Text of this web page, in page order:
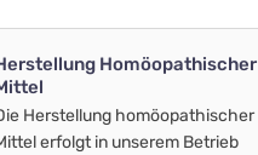
Homöopathischer
Herstellung homöopathischer
erfolgt in unserem Betrieb